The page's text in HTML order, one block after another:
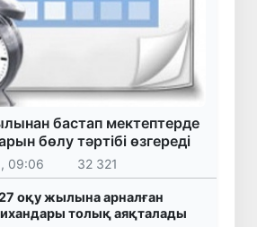
бастап мектептерде
бөлу тәртібі өзгереді
09:06 32 321
оқу жылына арналған
толық аяқталады